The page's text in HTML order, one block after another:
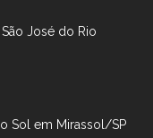
José do Rio
Sol em Mirassol/SP